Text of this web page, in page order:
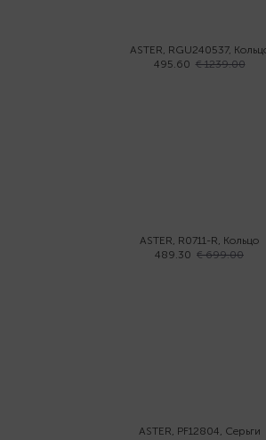
ASTER, RGU240537,
495.60 € 1239.00
ASTER, R0711-R, Кольцо
489.30 € 699.00
ASTER, PF12804, Серьги